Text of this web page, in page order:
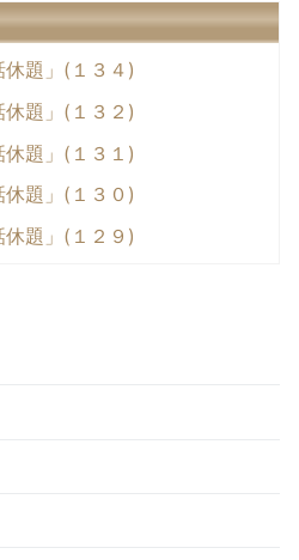
題」(１３４)
題」(１３２)
題」(１３１)
題」(１３０)
題」(１２９)